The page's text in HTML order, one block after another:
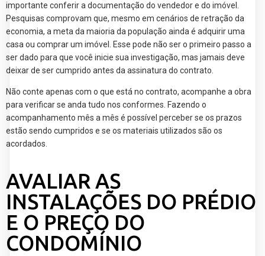
importante conferir a documentação do vendedor e do imóvel.
Pesquisas comprovam que, mesmo em cenários de retração da
economia, a meta da maioria da população ainda é adquirir uma
casa ou comprar um imóvel. Esse pode não ser o primeiro passo a
ser dado para que você inicie sua investigação, mas jamais deve
deixar de ser cumprido antes da assinatura do contrato.
Não conte apenas com o que está no contrato, acompanhe a obra
para verificar se anda tudo nos conformes. Fazendo o
acompanhamento mês a mês é possível perceber se os prazos
estão sendo cumpridos e se os materiais utilizados são os
acordados.
AVALIAR AS
INSTALAÇÕES DO PRÉDIO
E O PREÇO DO
CONDOMÍNIO